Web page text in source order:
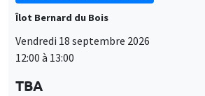
Îlot Bernard du Bois
Vendredi 18 septembre 2026
12:00 à 13:00
TBA